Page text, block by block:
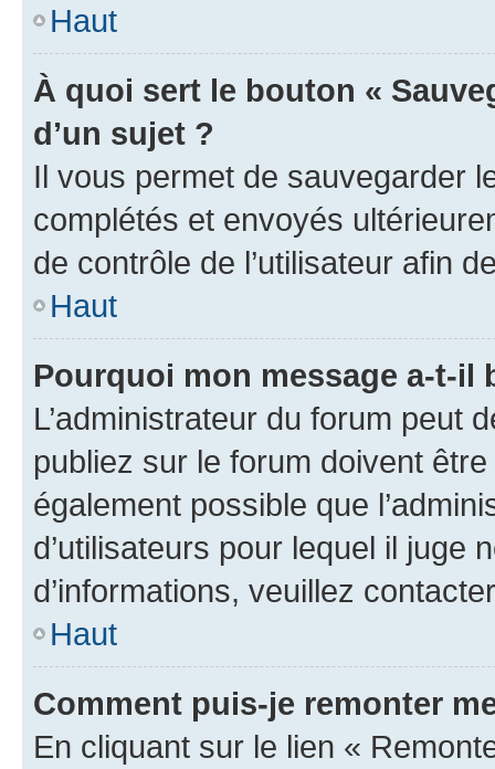
Haut
À quoi sert le bouton «
d’un sujet ?
Il vous permet de sauvegarder
complétés et envoyés
de contrôle de l’utilisateur afin
Haut
Pourquoi mon message a-t-il
L’administrateur du forum peut
publiez sur le forum doivent
également possible que
d’utilisateurs pour lequel il juge
d’informations, veuillez
Haut
Comment puis-je remonter
En cliquant sur le lien «